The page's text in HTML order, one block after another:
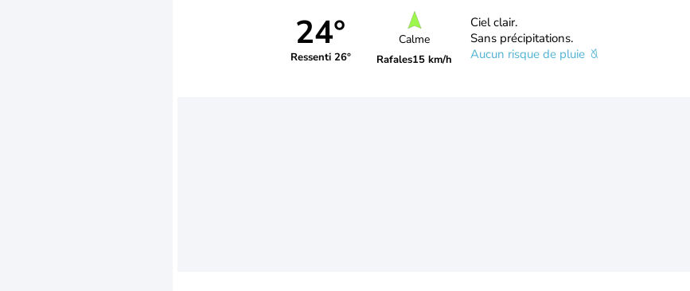
24°
Ressenti 26°
Calme
Rafales15 km/h
Ciel clair.
Sans précipitations.
Aucun risque de pluie